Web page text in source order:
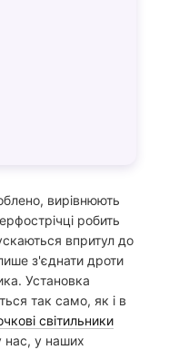
вирівнюють
робить
впритул до
з'єднати дроти
Установка
так само, як і в
світильники
у наших